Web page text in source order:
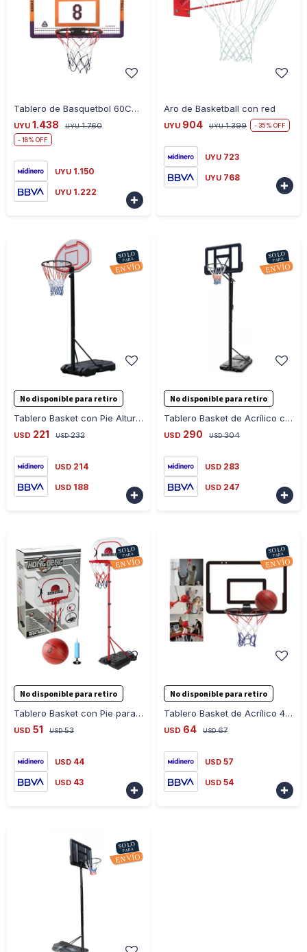
Tablero de Basquetbol 60CM X 40CM
UYU 1.438 UYU 1.760
18
UYU 1.150
UYU 1.222

Aro de Basketball con red
UYU 904 UYU 1.399 35
UYU 723
UYU 768

No disponible para retiro
Tablero Basket con Pie Altura 3.05mts - BLANCO-ROJO
USD 221 USD 232
USD 214
USD 188

No disponible para retiro
Tablero Basket de Acrílico con Base para Adulto 305CM - NEGRO
USD 290 USD 304
USD 283
USD 247

No disponible para retiro
Tablero Basket con Pie para Niño Altura 2.01mts - BLANCO-ROJO
USD 51 USD 53
USD 44
USD 43

No disponible para retiro
Tablero Basket de Acrílico 40x60cm - NEGRO
USD 64 USD 67
USD 57
USD 54
